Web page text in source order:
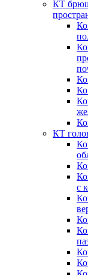
КТ
КТ
с